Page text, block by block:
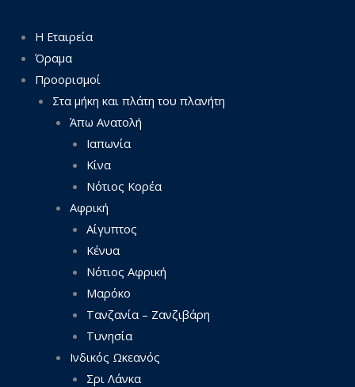
Η Εταιρεία
Όραμα
Προορισμοί
Στα μήκη και πλάτη του πλανήτη
Άπω Ανατολή
Ιαπωνία
Κίνα
Νότιος Κορέα
Αφρική
Αίγυπτος
Κένυα
Νότιος Αφρική
Μαρόκο
Τανζανία – Ζανζιβάρη
Τυνησία
Ινδικός Ωκεανός
Σρι Λάνκα